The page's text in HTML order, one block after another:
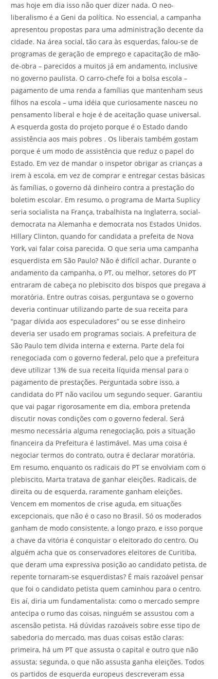
mas hoje em dia isso não quer dizer nada. O neo-
liberalismo é a Geni da política. No essencial, a campanha
apresentou propostas para uma administração decente da
cidade. Na área social, tão cara às esquerdas, falou-se de
programas de geração de emprego e capacitação de mão-
de-obra – parecidos a muitos já em andamento, inclusive
no governo paulista. O carro-chefe foi a bolsa escola –
pagamento de uma renda a famílias que mantenham seus
filhos na escola – uma idéia que curiosamente nasceu no
pensamento liberal e hoje é de aceitação quase universal.
A esquerda gosta do projeto porque é o Estado dando
assistência aos mais pobres . Os liberais também gostam
porque é um modo de assistência que reduz o papel do
Estado. Em vez de mandar o inspetor obrigar as crianças a
irem à escola, em vez de comprar e entregar cestas básicas
às famílias, o governo dá dinheiro contra a prestação do
boletim escolar. Em resumo, o programa de Marta Suplicy
seria socialista na França, trabalhista na Inglaterra, social-
democrata na Alemanha e democrata nos Estados Unidos.
Hillary Clinton, quando for candidata a prefeita de Nova
York, vai falar coisa parecida. O que seria uma campanha
esquerdista em São Paulo? Não é difícil achar. Durante o
andamento da campanha, o PT, ou melhor, setores do PT
entraram de cabeça no plebiscito dos bispos que pregava a
moratória. Entre outras coisas, perguntava se o governo
deveria continuar utilizando parte de sua receita para
“pagar dívida aos especuladores” ou se esse dinheiro
deveria ser usado em programas sociais. A prefeitura de
São Paulo tem dívida interna e externa. Parte dela foi
renegociada com o governo federal, pelo que a prefeitura
deve utilizar 13% de sua receita líquida mensal para o
pagamento de prestações. Perguntada sobre isso, a
candidata do PT não vacilou um segundo sequer. Garantiu
que vai pagar rigorosamente em dia, embora pretenda
discutir novas condições com o governo federal. Será
mesmo necessária alguma renegociação, pois a situação
financeira da Prefeitura é lastimável. Mas uma coisa é
negociar termos do contrato, outra é declarar moratória.
Em resumo, enquanto os radicais do PT se envolviam com o
plebiscito, Marta tratava de ganhar eleições. Radicais, de
direita ou de esquerda, raramente ganham eleições.
Vencem em momentos de crise aguda, em situações
excepcionais, que não é o caso no Brasil. Só os moderados
ganham de modo consistente, a longo prazo, e isso porque
a chave da vitória é conquistar o eleitorado do centro. Ou
alguém acha que os conservadores eleitores de Curitiba,
que deram uma expressiva posição ao candidato petista, de
repente tornaram-se esquerdistas? É mais razoável pensar
que foi o candidato petista quem caminhou para o centro.
Eis aí, diria um fundamentalista: como o mercado sempre
antecipa o rumo das coisas, ninguém se assustou com a
ascensão petista. Há dúvidas razoáveis sobre esse tipo de
sabedoria do mercado, mas duas coisas estão claras:
primeira, há um PT que assusta o capital e outro que não
assusta; segunda, o que não assusta ganha eleições. Todos
os partidos de esquerda europeus descreveram essa